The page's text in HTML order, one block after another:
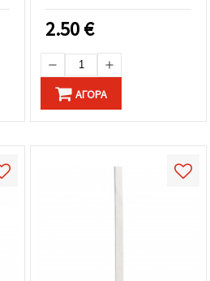
2.50€
ΑΓΟΡΆ